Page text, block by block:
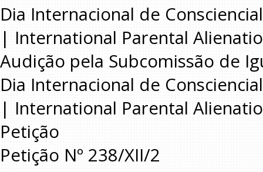
Dia Internacional de
| International Parental
Audição pela Subcomissão de
Dia Internacional de
| International Parental
Petição
Petição Nº 238/XII/2